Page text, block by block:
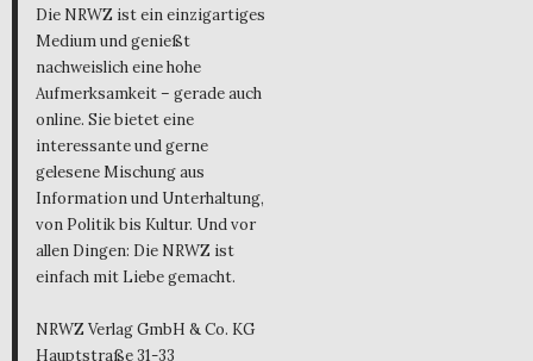
Die NRWZ ist ein einzigartiges
Medium und genießt
nachweislich eine hohe
Aufmerksamkeit – gerade auch
online. Sie bietet eine
interessante und gerne
gelesene Mischung aus
Information und Unterhaltung,
von Politik bis Kultur. Und vor
allen Dingen: Die NRWZ ist
einfach mit Liebe gemacht.
NRWZ Verlag GmbH & Co. KG
Hauptstraße 31-33